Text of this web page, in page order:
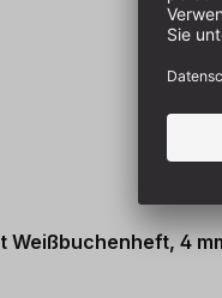
Weißbuchenheft, 4